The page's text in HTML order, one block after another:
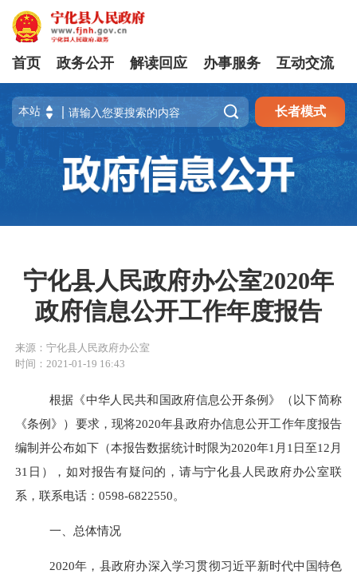
首页 政务公开 解读回应 办事服务 互动交流
 长者模式
宁化县人民政府办公室2020年
政府信息公开工作年度报告
来源：宁化县人民政府办公室
时间：2021-01-19 16:43
根据 《中华人民共和国政府信息公开条例》（以下简称
《条例》） 要求，现将2020年县政府办信息公开工作年度报告
编制并公布如下 （本报告数据统计时限为2020年1月1日至12月
31日）
，如对报告有疑问的，请与宁化县人民政府办公室联
系，联系电话： 0598-6822550。
一、总体情况
2020年，县政府办深入学习贯彻习近平新时代中国特色